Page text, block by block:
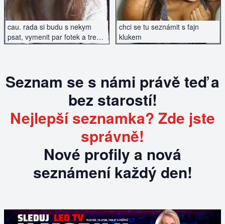
cau. rada si budu s nekym
psat, vymenit par fotek a treba
i sejit, kdz si budeme
chci se tu seznámit s fajn
klukem
Seznam se s námi právě teď a
bez starostí!
Nejlepší seznamka? Zde jste
správně!
Nové profily a nová
seznámení každý den!